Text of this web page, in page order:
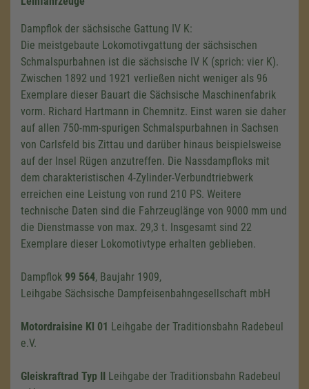
Dampflok der sächsische Gattung IV K:
Die meistgebaute Lokomotivgattung der sächsischen
Schmalspurbahnen ist die sächsische IV K (sprich: vier K).
Zwischen 1892 und 1921 verließen nicht weniger als 96
Exemplare dieser Bauart die Sächsische Maschinenfabrik
vorm. Richard Hartmann in Chemnitz. Einst waren sie daher
auf allen 750-mm-spurigen Schmalspurbahnen in Sachsen
von Carlsfeld bis Zittau und darüber hinaus beispielsweise
auf der Insel Rügen anzutreffen. Die Nassdampfloks mit
dem charakteristischen 4-Zylinder-Verbundtriebwerk
erreichen eine Leistung von rund 210 PS. Weitere
technische Daten sind die Fahrzeuglänge von 9000 mm und
die Dienstmasse von max. 29,3 t. Insgesamt sind 22
Exemplare dieser Lokomotivtype erhalten geblieben.
Dampflok 99 564, Baujahr 1909,
Leihgabe Sächsische Dampfeisenbahngesellschaft mbH
Motordraisine Kl 01 Leihgabe der Traditionsbahn Radebeul
e.V.
Gleiskraftrad Typ II Leihgabe der Traditionsbahn Radebeul